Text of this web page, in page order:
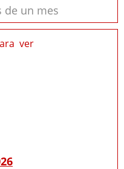
de un mes